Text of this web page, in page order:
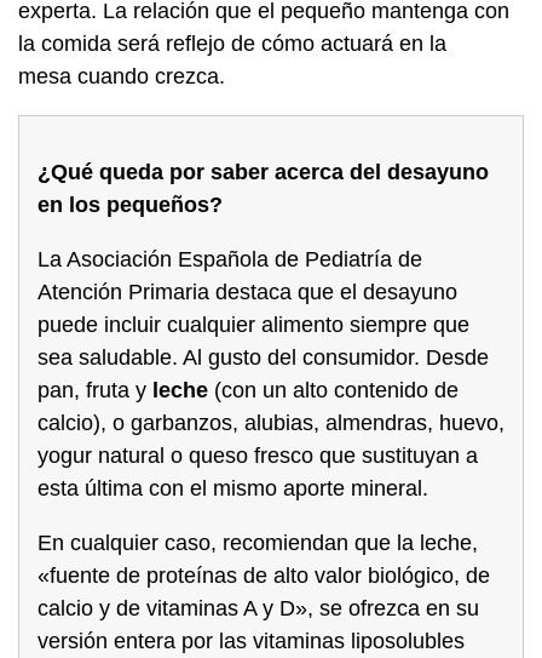
experta. La relación que el pequeño mantenga con
la comida será reflejo de cómo actuará en la
mesa cuando crezca.
¿Qué queda por saber acerca del desayuno
en los pequeños?
La Asociación Española de Pediatría de
Atención Primaria destaca que el desayuno
puede incluir cualquier alimento siempre que
sea saludable. Al gusto del consumidor. Desde
pan, fruta y leche (con un alto contenido de
calcio), o garbanzos, alubias, almendras, huevo,
yogur natural o queso fresco que sustituyan a
esta última con el mismo aporte mineral.
En cualquier caso, recomiendan que la leche,
«fuente de proteínas de alto valor biológico, de
calcio y de vitaminas A y D», se ofrezca en su
versión entera por las vitaminas liposolubles